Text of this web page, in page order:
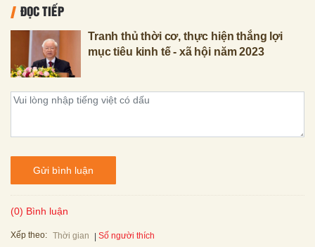
ĐỌC TIẾP
Tranh thủ thời cơ, thực hiện thắng lợi
mục tiêu kinh tế - xã hội năm 2023
Gửi bình luận
(0) Bình luận
Xếp theo: Thời gian Số người thích